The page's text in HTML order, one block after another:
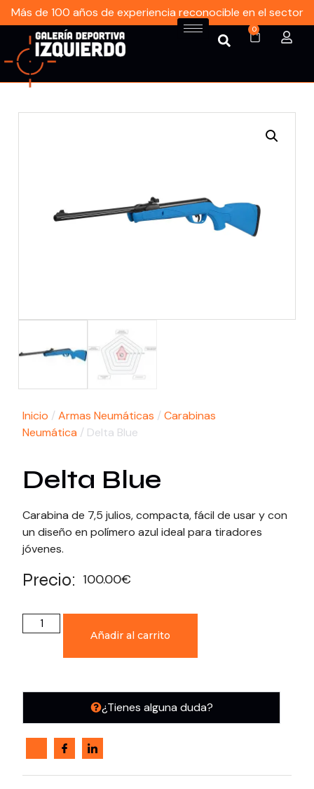
Más de 100 años de experiencia reconocible en el sector
0
Inicio / Armas Neumáticas / Carabinas
Neumática / Delta Blue
Delta Blue
Carabina de 7,5 julios, compacta, fácil de usar y con
un diseño en polímero azul ideal para tiradores
jóvenes.
Precio: 100.00€
Añadir al carrito
¿Tienes alguna duda?